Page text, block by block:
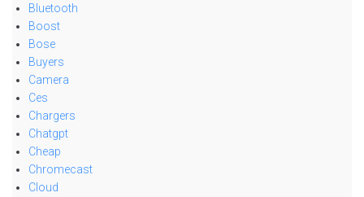
Bluetooth
Boost
Bose
Buyers
Camera
Ces
Chargers
Chatgpt
Cheap
Chromecast
Cloud